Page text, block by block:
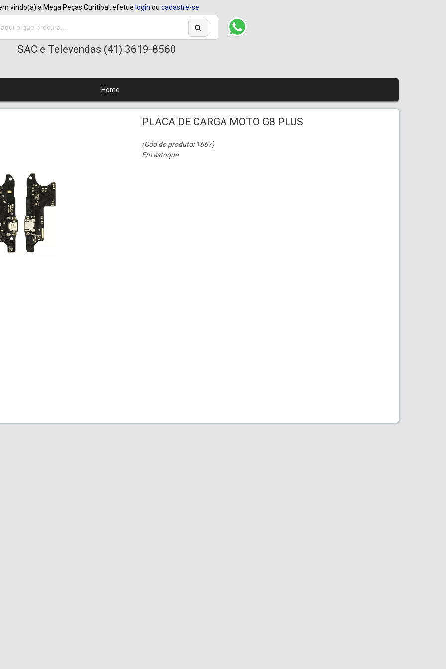
vindo(a) a Mega Peças Curitiba!, efetue login oucadastre-se
SAC e Televendas (41) 3619-8560
Home
PLACA DE CARGA MOTO G8 PLUS
(Cód do produto: 1667)
Em estoque